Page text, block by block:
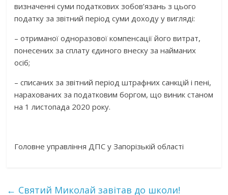
визначенні суми податкових зобов’язань з цього
податку за звітний період суми доходу у вигляді:
– отриманої одноразової компенсації його витрат,
понесених за сплату єдиного внеску за найманих
осіб;
– списаних за звітний період штрафних санкцій і пені,
нарахованих за податковим боргом, що виник станом
на 1 листопада 2020 року.
Головне управління ДПС у Запорізькій області
← Святий Миколай завітав до школи!